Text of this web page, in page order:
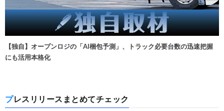
【独自】オープンロジの「AI梱包予測」、トラック必要台数の迅速把握
にも活用本格化
プレスリリースまとめてチェック